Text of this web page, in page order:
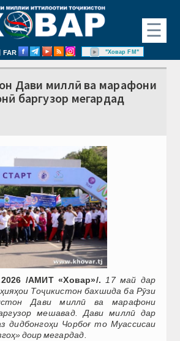
☰
FAR "Ховар FM"
Дави миллӣ ва марафони
баргузор мегардад
/АМИТ «Ховар»/.
17 май дар
Тоҷикистон бахшида ба Рӯзи
Дави миллӣ ва марафони
мешавад. Дави миллӣ дар
дидбонгоҳи Чорбоғ то Муассисаи
доир мегардад.